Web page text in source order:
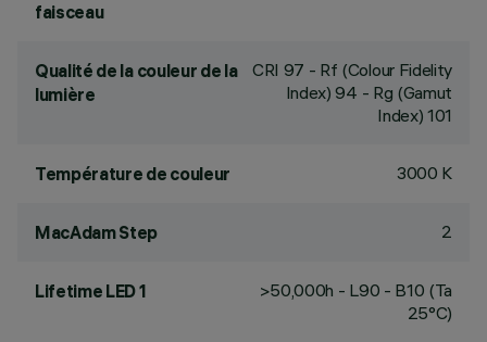
faisceau
Qualité de la couleur de la
lumière
CRI 97 - Rf (Colour Fidelity
Index) 94 - Rg (Gamut
Index) 101
Température de couleur 3000 K
MacAdam Step 2
Lifetime LED 1
>50,000h - L90 - B10 (Ta
25°C)